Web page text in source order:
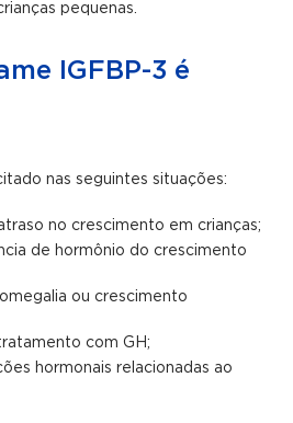
pequenas.
IGFBP-3 é
nas seguintes situações:
no crescimento em crianças;
de hormônio do crescimento
ou crescimento
com GH;
hormonais relacionadas ao